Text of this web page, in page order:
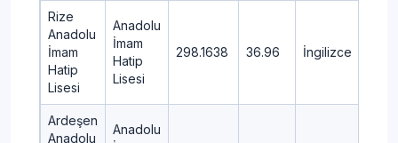
Rize
Anadolu
İmam
Hatip
Lisesi
Anadolu
İmam
Hatip
Lisesi
298.1638 36.96 İngilizce
Ardeşen
Anadolu
Anadolu